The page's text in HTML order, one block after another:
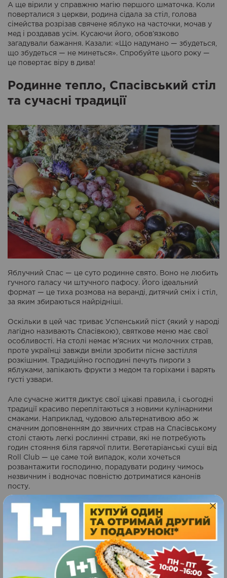
А ще вірили у справжню магію першого шматочка. Коли
поверталися з церкви, родина сідала за стіл, голова
сімейства розрізав свячене яблуко на часточки, мочав у
мед і роздавав усім. Кусаючи його, обов’язково
загадували бажання. Казали: «Що надумано — збудеться,
що збудеться — не минеться». Спробуйте цього року —
це повертає віру в дива!
Родинне тепло, Спасівський стіл
та сучасні традиції
Яблучний Спас — це суто родинне свято. Воно не любить
гучного галасу чи штучного пафосу. Його ідеальний
формат — це тиха розмова на веранді, дитячий сміх і стіл,
за яким збираються найрідніші.
Оскільки в цей час триває Успенський піст (який у народі
лагідно називають Спасівкою), святкове меню має свої
особливості. На столі немає м’ясних чи молочних страв,
проте українці завжди вміли зробити пісне застілля
розкішним. Традиційно господині печуть пироги з
яблуками, запікають фрукти з медом та горіхами і варять
густі узвари.
Але сучасне життя диктує свої цікаві правила, і сьогодні
традиції красиво переплітаються з новими кулінарними
смаками. Наприклад, чудовою альтернативою або ж
смачним доповненням до звичних страв на Спасівському
столі стають легкі рослинні страви, які не потребують
годин стояння біля гарячої плити. Вегетаріанські суші від
Roll Club — це саме той випадок, коли хочеться
розвантажити господиню, порадувати родину чимось
незвичним і водночас повністю дотриматися канонів
посту.
А якщо ви не тримаєте піст?
Сучасне свято без зайвих
турбот
Традиції — це прекрасна основа, але кожен із нас святкує
цей день по-своєму. Якщо у вашій родині не